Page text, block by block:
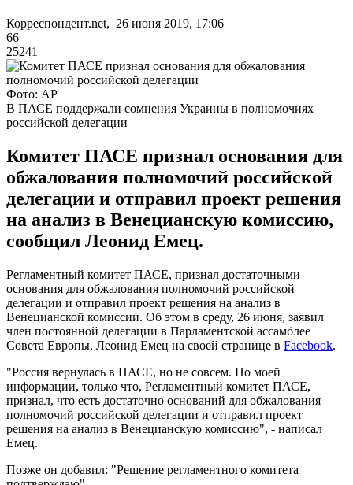
Корреспондент.net, 26 июня 2019, 17:06
66
25241
Фото: AP
В ПАСЕ поддержали сомнения Украины в полномочиях
российской делегации
Комитет ПАСЕ признал основания для
обжалования полномочий российской
делегации и отправил проект решения
на анализ в Венецианскую комиссию,
сообщил Леонид Емец.
Регламентный комитет ПАСЕ, признал достаточными
основания для обжалования полномочий российской
делегации и отправил проект решения на анализ в
Венецианской комиссии. Об этом в среду, 26 июня, заявил
член постоянной делегации в Парламентской ассамблее
Совета Европы, Леонид Емец на своей странице в Facebook.
"Россия вернулась в ПАСЕ, но не совсем. По моей
информации, только что, Регламентный комитет ПАСЕ,
признал, что есть достаточно оснований для обжалования
полномочий российской делегации и отправил проект
решения на анализ в Венецианскую комиссию", - написал
Емец.
Позже он добавил: "Решение регламентного комитета